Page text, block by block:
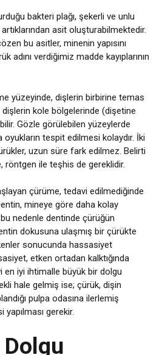
bakteri plağı, şekerli ve unlu
asit oluşturabilmektedir.
bu asitler, minenin yapısını
adını verdiğimiz madde kayıplarının
yüzeyinde, dişlerin birbirine temas
kole bölgelerinde (dişetine
Gözle görülebilen yüzeylerde
tespit edilmesi kolaydır. İki
uzun süre fark edilmez. Belirti
röntgen ile teşhis de gereklidir.
çürüme, tedavi edilmediğinde
mineye göre daha kolay
nedenle dentinde çürüğün
dokusuna ulaşmış bir çürükte
sonucunda hassasiyet
etken ortadan kalktığında
en iyi ihtimalle büyük bir dolgu
hale gelmiş ise; çürük, dişin
pulpa odasına ilerlemiş
gerekir.